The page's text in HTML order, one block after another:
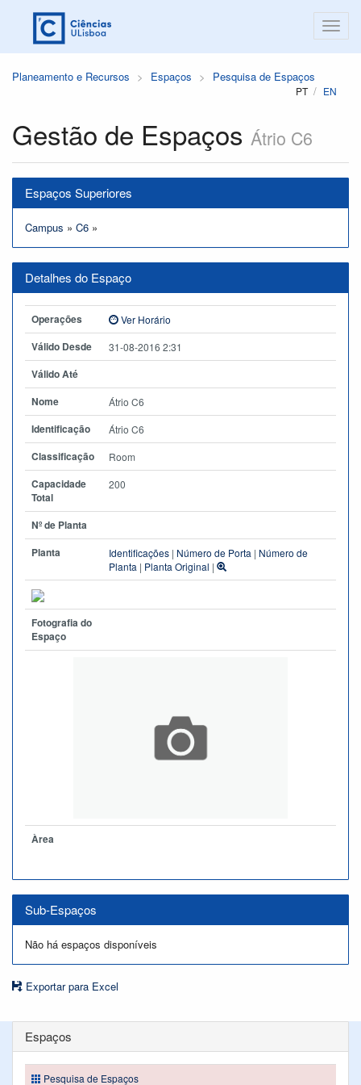
Planeamento e Recursos Espaços Pesquisa de Espaços
PT EN
Gestão de Espaços Átrio C6
Espaços Superiores
Campus » C6 »
Detalhes do Espaço
Operações Ver Horário
Válido Desde 31-08-2016 2:31
Válido Até
Nome
Átrio C6
Identificação Átrio C6
Classificação Room
Capacidade
Total
200
Nº de Planta
Planta
Identificações | Número de Porta | Número de
Planta | Planta Original |
Fotografia do
Espaço
Àrea
Sub-Espaços
Não há espaços disponíveis
Exportar para Excel
Espaços
Pesquisa de Espaços